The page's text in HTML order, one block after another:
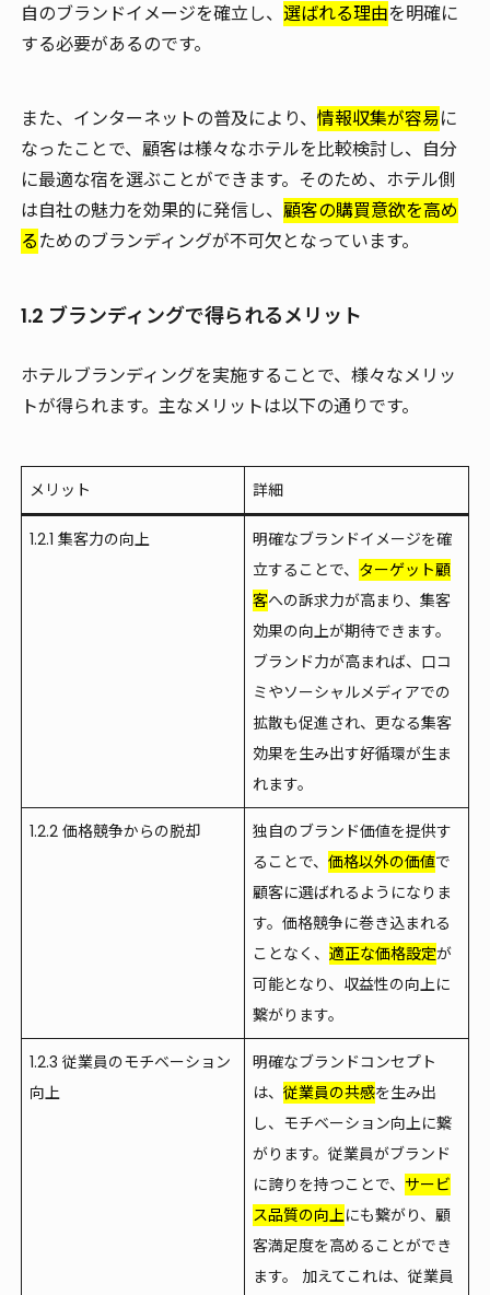
自のブランドイメージを確立し、 選ばれる理由を明確に
する必要があるのです。
また、インターネットの普及により、 情報収集が容易に
なったことで、顧客は様々なホテルを比較検討し、自分
に最適な宿を選ぶことができます。そのため、ホテル側
は自社の魅力を効果的に発信し、 顧客の購買意欲を高め
るためのブランディングが不可欠となっています。
1.2 ブランディングで得られるメリット
ホテルブランディングを実施することで、様々なメリッ
トが得られます。主なメリットは以下の通りです。
メリット 詳細
1.2.1 集客力の向上
明確なブランドイメージを確
立することで、 ターゲット顧
客への訴求力が高まり、集客
効果の向上が期待できます。
ブランド力が高まれば、 口コ
ミやソーシャルメディアでの
拡散も促進され、更なる集客
効果を生み出す好循環が生ま
れます。
1.2.2 価格競争からの脱却
独自のブランド価値を提供す
ることで、 価格以外の価値で
顧客に選ばれるようになりま
す。価格競争に巻き込まれる
ことなく、 適正な価格設定が
可能となり、収益性の向上に
繋がります。
1.2.3 従業員のモチベーション
向上
明確なブランドコンセプト
は、 従業員の共感を生み出
し、モチベーション向上に繋
がります。従業員がブランド
に誇りを持つことで、 サービ
ス品質の向上にも繋がり、顧
客満足度を高めることができ
ます。 加えてこれは、従業員